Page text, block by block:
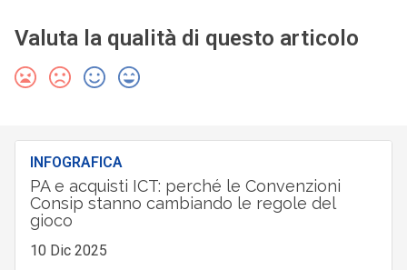
Valuta la qualità di questo articolo
INFOGRAFICA
PA e acquisti ICT: perché le Convenzioni
Consip stanno cambiando le regole del
gioco
10 Dic 2025